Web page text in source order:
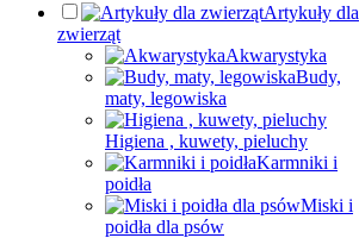
Artykuły dla
zwierząt
Akwarystyka
Budy,
maty, legowiska
Higiena , kuwety, pieluchy
Karmniki i
poidła
Miski i
poidła dla psów